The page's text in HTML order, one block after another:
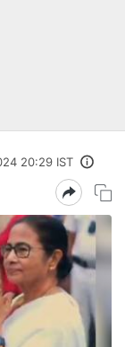
20:29 IST